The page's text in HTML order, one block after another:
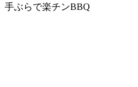
手ぶらで楽チンBBQ